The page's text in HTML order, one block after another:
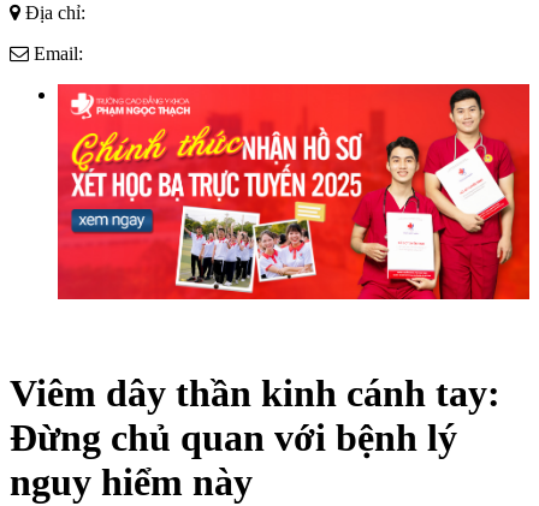
Địa chỉ:
Email:
Viêm dây thần kinh cánh tay:
Đừng chủ quan với bệnh lý
nguy hiểm này